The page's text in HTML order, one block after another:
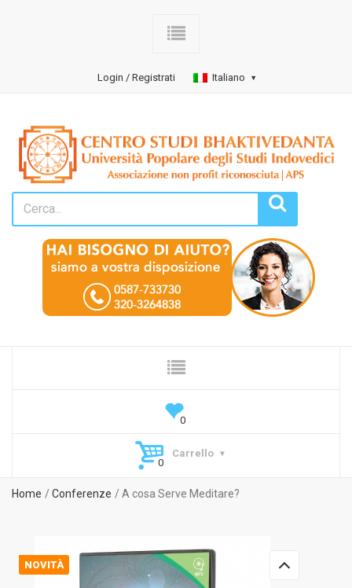
Login / Registrati Italiano
Carrello
Home Conferenze A cosa Serve Meditare?
NOVITÀ